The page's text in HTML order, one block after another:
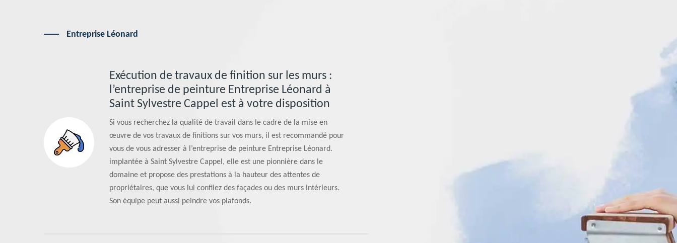
Entreprise Léonard
Exécution de travaux de finition sur les murs :
l’entreprise de peinture Entreprise Léonard à
Saint Sylvestre Cappel est à votre disposition
Si vous recherchez la qualité de travail dans le cadre de la mise en
œuvre de vos travaux de finitions sur vos murs, il est recommandé pour
vous de vous adresser à l’entreprise de peinture Entreprise Léonard.
implantée à Saint Sylvestre Cappel, elle est une pionnière dans le
domaine et propose des prestations à la hauteur des attentes de
propriétaires, que vous lui confiiez des façades ou des murs intérieurs.
Son équipe peut aussi peindre vos plafonds.